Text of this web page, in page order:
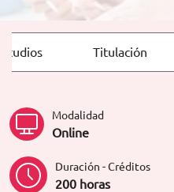
Titulación
Modalidad
Online
Duración - Créditos
200 horas